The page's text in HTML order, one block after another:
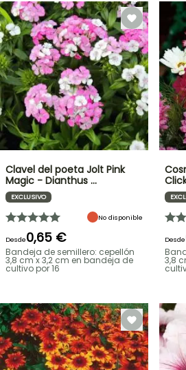
Clavel del poeta Jolt Pink
Magic - Dianthus …
EXCLUSIVO
No disponible
Desde0,65 €
Bandeja de semillero: cepellón
3,8 cm x 3,2 cm en bandeja de
cultivo por 16
Desde
3,8